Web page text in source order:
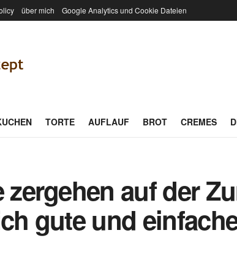
über mich Google Analytics und Cookie Dateien
TORTE AUFLAUF BROT CREMES
zergehen auf der
gute und